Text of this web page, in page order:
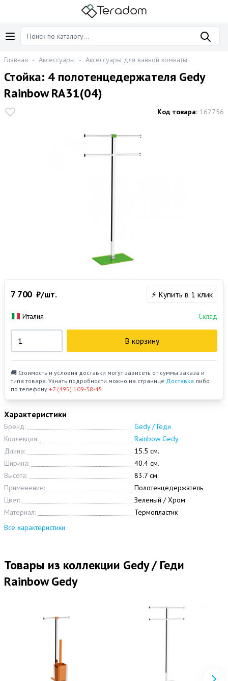
Главная - Аксессуары - Аксессуары для ванной комнаты
Стойка: 4 полотенцедержателя Gedy
Rainbow RA31(04)
Код товара: 162756
Характеристики
Бренд:
Gedy / Геди
Коллекция:
Rainbow Gedy
Длина:
15.5 см.
Ширина:
40.4 см.
Высота:
83.7 см.
Применение:
Полотенцедержатель
Цвет:
Зеленый / Хром
Материал:
Термопластик
Все характеристики
7 700 ₽/шт. ⚡ Купить в 1 клик
Италия Склад
В корзину
🚚 Стоимость и условия доставки могут зависеть от суммы заказа и
типа товара. Узнать подробности можно на странице Доставка либо
по телефону +7 (495) 109-38-45
Товары из коллекции Gedy / Геди
Rainbow Gedy